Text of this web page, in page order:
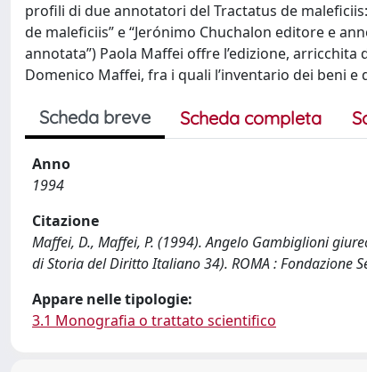
profili di due annotatori del Tractatus de
de maleficiis” e “Jerónimo Chuchalon editore e
annotata”) Paola Maffei offre l’edizione,
Domenico Maffei, fra i quali l’inventario dei beni e
Scheda breve Scheda completa
Anno
1994
Citazione
Maffei, D., Maffei, P. (1994). Angelo Gambiglioni
di Storia del Diritto Italiano 34). ROMA : Fondazione
Appare nelle tipologie:
3.1 Monografia o trattato scientifico